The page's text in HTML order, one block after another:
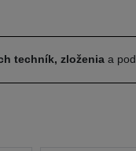
techník, zloženiaa pod.